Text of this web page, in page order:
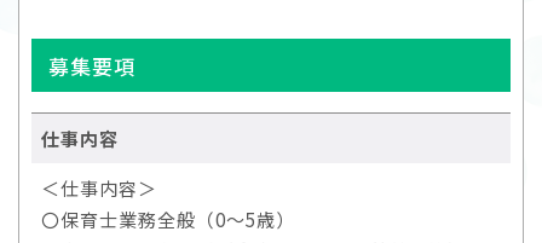
募集要項
仕事内容
＜仕事内容＞
〇保育士業務全般（0～5歳）